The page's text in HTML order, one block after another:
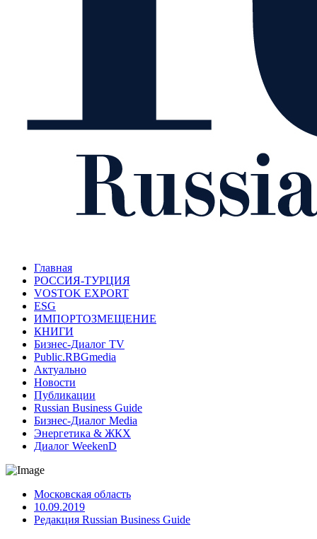
Главная
РОССИЯ-ТУРЦИЯ
VOSTOK EXPORT
ESG
ИМПОРТОЗМЕЩЕНИЕ
КНИГИ
Бизнес-Диалог TV
Public.RBGmedia
Актуально
Новости
Публикации
Russian Business Guide
Бизнес-Диалог Media
Энергетика & ЖКХ
Диалог WeekenD
Московская область
10.09.2019
Редакция Russian Business Guide